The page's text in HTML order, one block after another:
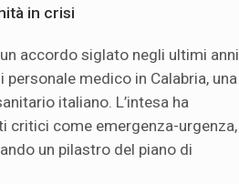
in crisi
accordo siglato negli ultimi anni
medico in Calabria, una
italiano. L’intesa ha
critici come emergenza-urgenza,
un pilastro del piano di